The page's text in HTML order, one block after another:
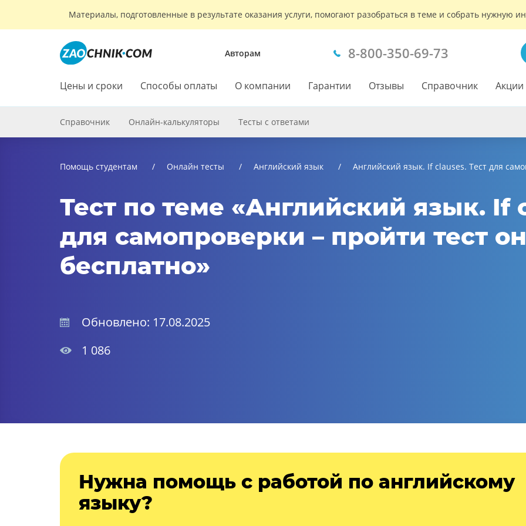
Материалы, подготовленные в результате оказания услуги, помогают разобраться в теме и собрать
Авторам 8-800-350-69-73
Цены и сроки Способы оплаты О компании Гарантии Отзывы Справочник Акции
Справочник Онлайн-калькуляторы Тесты с ответами
Помощь студентам Онлайн тесты Английский язык Английский язык. If clauses. Тест для
Тест по теме «Английский язык. If
для самопроверки – пройти тест
бесплатно»
Обновлено: 17.08.2025
1 086
Нужна помощь с работой по английскому
языку?